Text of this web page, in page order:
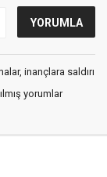
inançlara saldırı
yorumlar